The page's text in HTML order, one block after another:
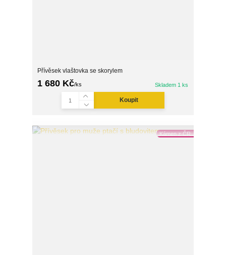
Přívěsek vlaštovka se skorylem
1 680 Kč/ks Skladem 1 ks
Koupit
Kámen z ČR